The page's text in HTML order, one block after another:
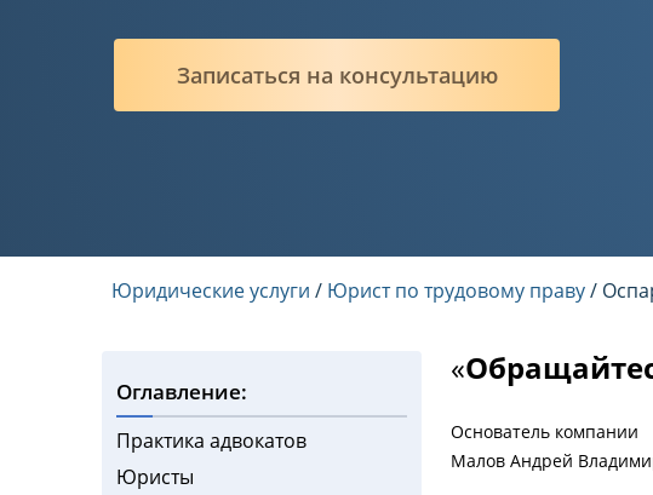
Записаться на консультацию
Юридические услуги / Юрист по трудовому праву/
Оглавление:
Практика адвокатов
Юристы
«
Основатель компании
Малов Андрей